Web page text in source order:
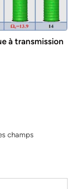
à transmission
champs